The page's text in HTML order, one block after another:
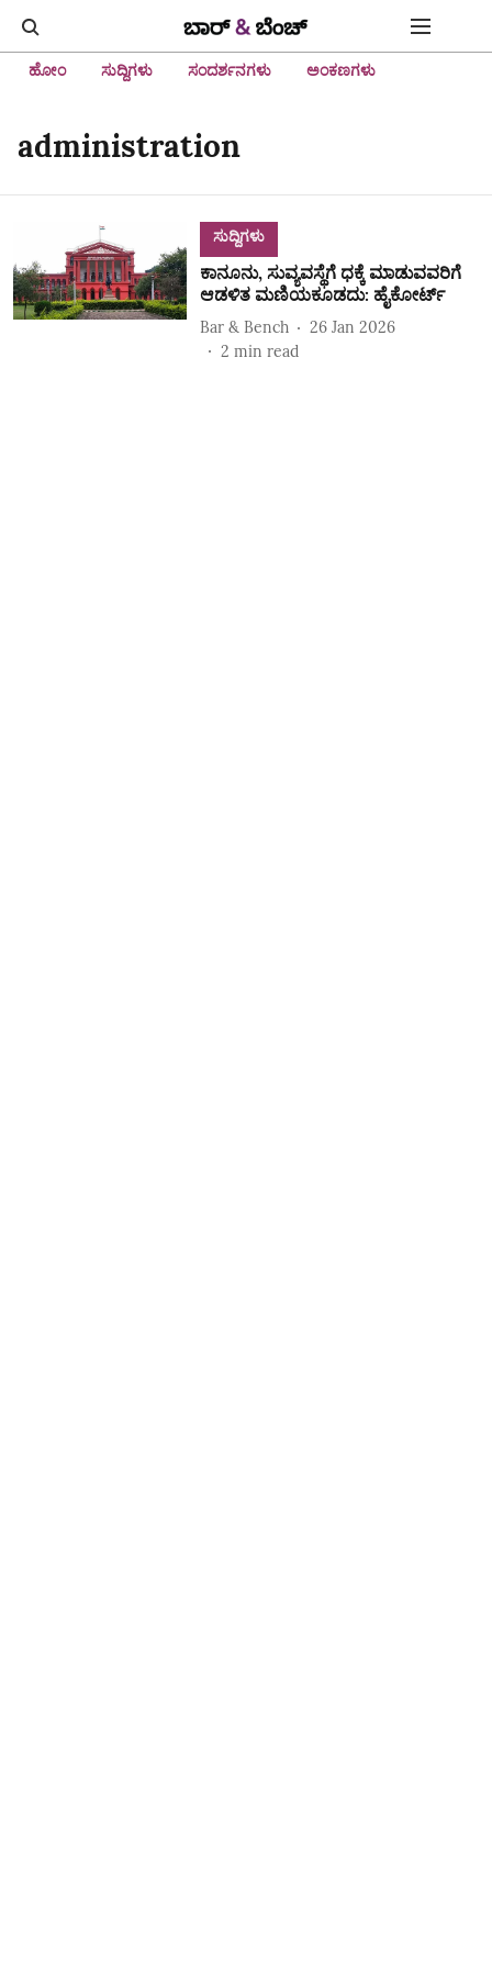
ಹೋಂ ಸುದ್ದಿಗಳು ಸಂದರ್ಶನಗಳು ಅಂಕಣಗಳು
administration
ಸುದ್ದಿಗಳು
ಕಾನೂನು, ಸುವ್ಯವಸ್ಥೆಗೆ ಧಕ್ಕೆ ಮಾಡುವವರಿಗೆ
ಆಡಳಿತ ಮಣಿಯಕೂಡದು: ಹೈಕೋರ್ಟ್‌
Bar & Bench
26 Jan 2026
2 min read